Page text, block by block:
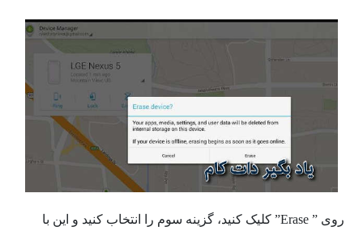
روی ” Erase” کلیک کنید، گزینه سوم را انتخاب کنید و این با